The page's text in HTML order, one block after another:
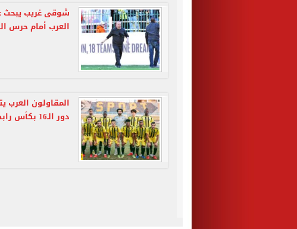
العرب أمام حرس
المقاولون
دور الـ16 بكأس رابطة الأندية